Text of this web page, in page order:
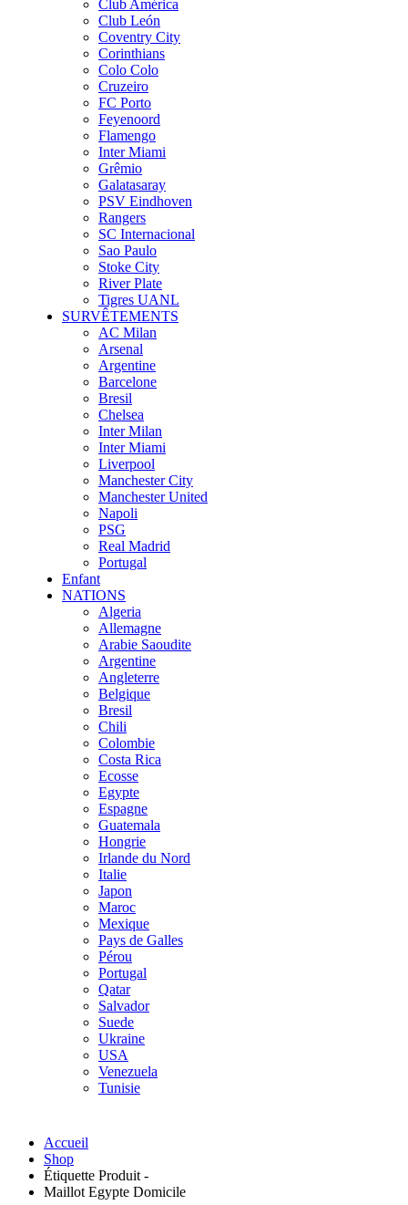
Club América
Club León
Coventry City
Corinthians
Colo Colo
Cruzeiro
FC Porto
Feyenoord
Flamengo
Inter Miami
Grêmio
Galatasaray
PSV Eindhoven
Rangers
SC Internacional
Sao Paulo
Stoke City
River Plate
Tigres UANL
SURVÊTEMENTS
AC Milan
Arsenal
Argentine
Barcelone
Bresil
Chelsea
Inter Milan
Inter Miami
Liverpool
Manchester City
Manchester United
Napoli
PSG
Real Madrid
Portugal
Enfant
NATIONS
Algeria
Allemagne
Arabie Saoudite
Argentine
Angleterre
Belgique
Bresil
Chili
Colombie
Costa Rica
Ecosse
Egypte
Espagne
Guatemala
Hongrie
Irlande du Nord
Italie
Japon
Maroc
Mexique
Pays de Galles
Pérou
Portugal
Qatar
Salvador
Suede
Ukraine
USA
Venezuela
Tunisie
Accueil
Shop
Étiquette Produit -
Maillot Egypte Domicile